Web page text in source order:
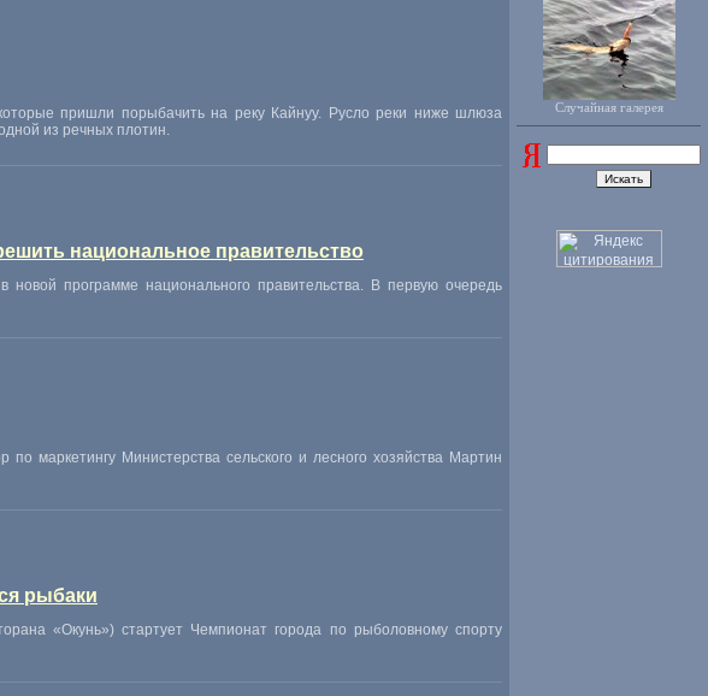
пришли порыбачить на реку Кайнуу. Русло реки ниже шлюза
из речных плотин.
национальное правительство
программе национального правительства. В первую очередь
маркетингу Министерства сельского и лесного хозяйства Мартин
рыбаки
«Окунь») стартует Чемпионат города по рыболовному спорту
Случайная галерея